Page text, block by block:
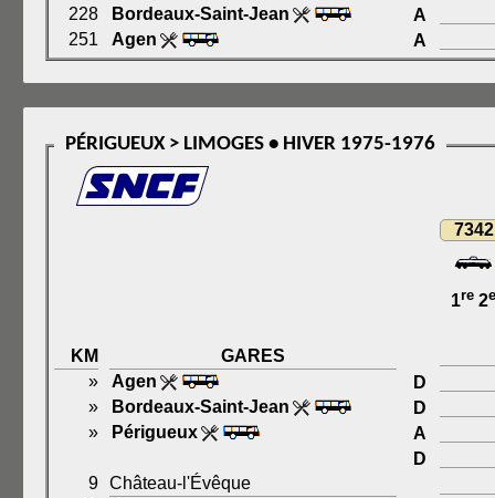
228
Bordeaux-Saint-Jean
A
251
Agen A
PÉRIGUEUX > LIMOGES • HIVER 1975-1976
7342
1re 2e
KM
GARES
»
Agen
D
»
Bordeaux-Saint-Jean
D
»
Périgueux
A
D
9 Château-l'Évêque